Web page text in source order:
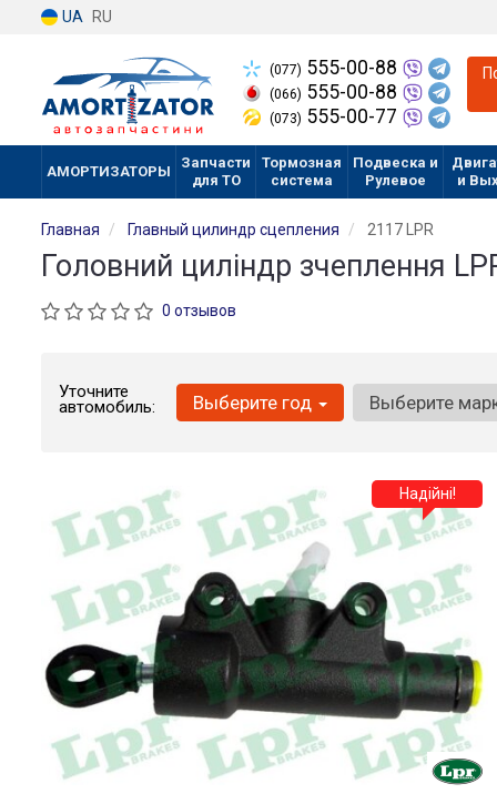
UA RU
(077) 555-00-88
(066) 555-00-88
(073) 555-00-77
АМОРТИЗАТОРЫ
Запчасти
для ТО
Тормозная
система
Подвеска и
Рулевое
и
Главная Главный цилиндр сцепления 2117 LPR
Головний циліндр зчеплення
0 отзывов
Уточните
автомобиль: Выберите год Выберите
Надійні!